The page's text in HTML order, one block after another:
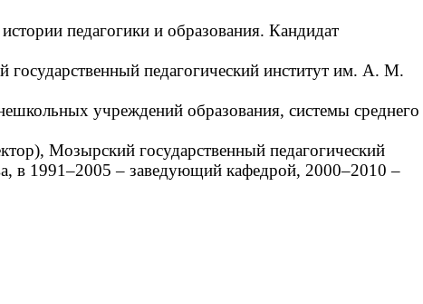
педагогики и образования. Кандидат
педагогический институт им. А. М.
учреждений образования, системы среднего
Мозырский государственный педагогический
в 1991–2005 – заведующий кафедрой, 2000–2010 –